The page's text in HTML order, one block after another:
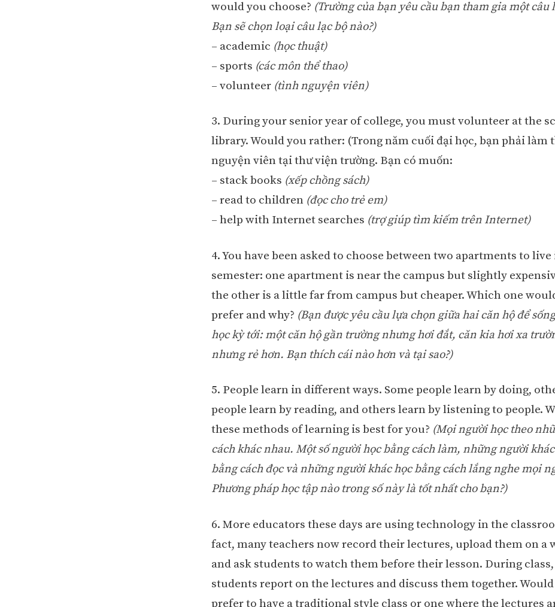
would you choose? (Trường của bạn yêu cầu bạn tham gia một câu
Bạn sẽ chọn loại câu lạc bộ nào?)
– academic (học thuật)
– sports (các môn thể thao)
– volunteer (tình nguyện viên)
3. During your senior year of college, you must volunteer at the
library. Would you rather: (Trong năm cuối đại học, bạn phải làm
nguyện viên tại thư viện trường. Bạn có muốn:
– stack books (xếp chồng sách)
– read to children (đọc cho trẻ em)
– help with Internet searches (trợ giúp tìm kiếm trên Internet)
4. You have been asked to choose between two apartments to
semester: one apartment is near the campus but slightly
the other is a little far from campus but cheaper. Which one
prefer and why? (Bạn được yêu cầu lựa chọn giữa hai căn hộ để
học kỳ tới: một căn hộ gần trường nhưng hơi đắt, căn kia hơi xa
nhưng rẻ hơn. Bạn thích cái nào hơn và tại sao?)
5. People learn in different ways. Some people learn by doing,
people learn by reading, and others learn by listening to people.
these methods of learning is best for you? (Mọi người học theo
cách khác nhau. Một số người học bằng cách làm, những người
bằng cách đọc và những người khác học bằng cách lắng nghe mọi
Phương pháp học tập nào trong số này là tốt nhất cho bạn?)
6. More educators these days are using technology in the
fact, many teachers now record their lectures, upload them on a
and ask students to watch them before their lesson. During class,
students report on the lectures and discuss them together.
prefer to have a traditional style class or one where the lectures